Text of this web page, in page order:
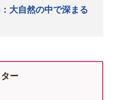
大自然の中で深まる
ー